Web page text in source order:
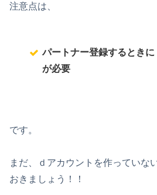
注意点は、
パートナー登録するときに
が必要
です。
まだ、ｄアカウントを作っていな
おきましょう！！